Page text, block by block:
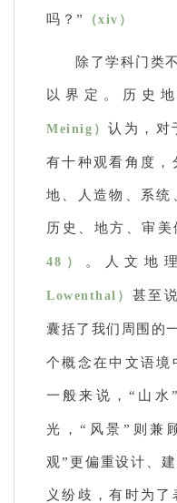
吗？” （xiv）
除了学科门类
以界定。历史
Meinig）认为，对
有十种观看角度，
地、人造物、系统
历史、地方、审美
48） 。人文地
Lowenthal） 甚至
囊括了我们周围的
个概念在中文语境
一般来说，“山水”
光，“风景”则兼
观”更偏重设计、
义纷歧，有时为